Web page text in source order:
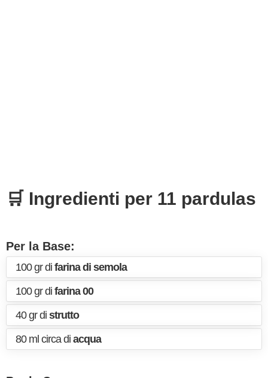
🛒 Ingredienti per 11 pardulas
Per la Base:
100 gr di farina di semola
100 gr di farina 00
40 gr di strutto
80 ml circa di acqua